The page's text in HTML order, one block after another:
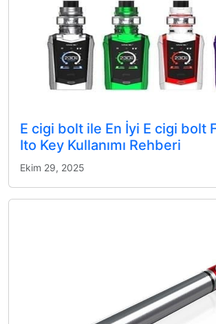
E cigi bolt ile En İyi E cigi bolt
Ito Key Kullanımı Rehberi
Ekim 29, 2025